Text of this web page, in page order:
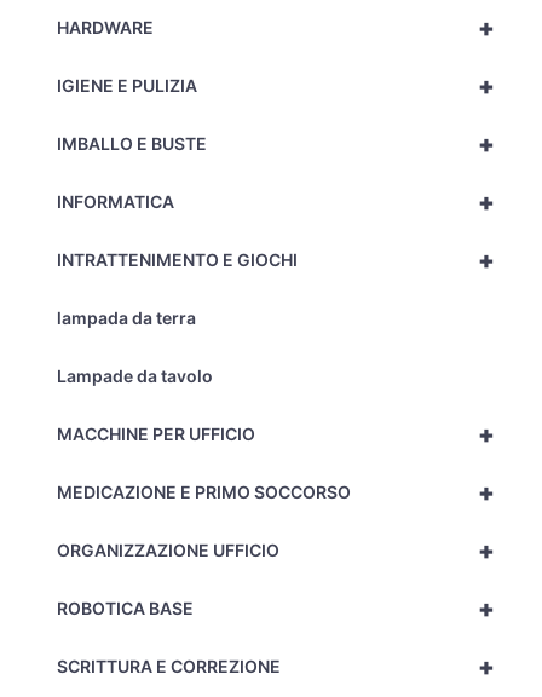
+
HARDWARE
+
IGIENE E PULIZIA
+
IMBALLO E BUSTE
+
INFORMATICA
+
INTRATTENIMENTO E GIOCHI
lampada da terra
Lampade da tavolo
+
MACCHINE PER UFFICIO
+
MEDICAZIONE E PRIMO SOCCORSO
+
ORGANIZZAZIONE UFFICIO
+
ROBOTICA BASE
+
SCRITTURA E CORREZIONE